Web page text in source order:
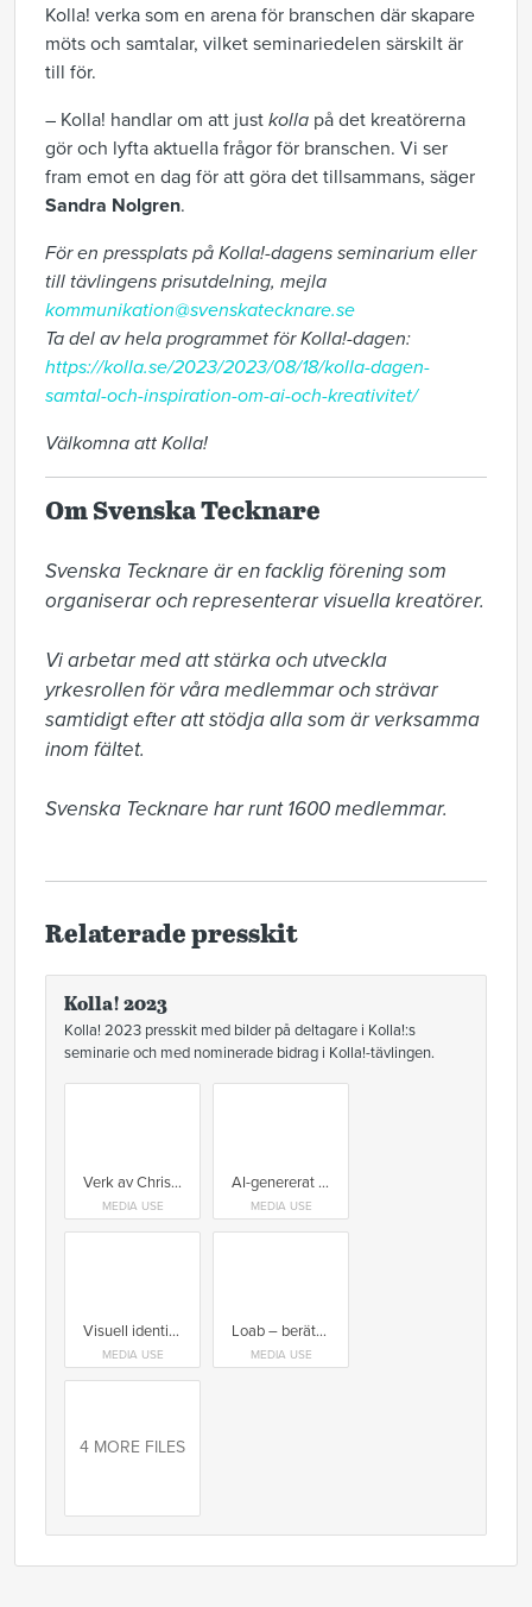
Kolla! verka som en arena för branschen där skapare
möts och samtalar, vilket seminariedelen särskilt är
till för.
– Kolla! handlar om att just kolla på det kreatörerna
gör och lyfta aktuella frågor för branschen. Vi ser
fram emot en dag för att göra det tillsammans, säger
Sandra Nolgren.
För en pressplats på Kolla!-dagens seminarium eller
till tävlingens prisutdelning, mejla
kommunikation@svenskatecknare.se
Ta del av hela programmet för Kolla!-dagen:
https://kolla.se/2023/2023/08/18/kolla-dagen-
samtal-och-inspiration-om-ai-och-kreativitet/
Välkomna att Kolla!
Om Svenska Tecknare
Svenska Tecknare är en facklig förening som
organiserar och representerar visuella kreatörer.
Vi arbetar med att stärka och utveckla
yrkesrollen för våra medlemmar och strävar
samtidigt efter att stödja alla som är verksamma
inom fältet.
Svenska Tecknare har runt 1600 medlemmar.
Relaterade presskit
Kolla! 2023
Kolla! 2023 presskit med bilder på deltagare i Kolla!:s
seminarie och med nominerade bidrag i Kolla!-tävlingen.
Verk av Chris Hoffman som deltar på Kolla!-dagen.
MEDIA USE
AI-genererat verk av Chris Hoffman.
MEDIA USE
Visuell identitet för Kolla! 2023. Studio Martin Frostner.
MEDIA USE
Loab – berättelse om en AI-genererad kvinna. Steph Maj Swanson.
MEDIA USE
4 MORE FILES